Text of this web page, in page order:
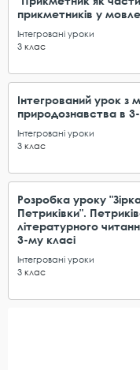
прикметників у
Інтегровані уроки
3 клас
Інтегрований урок з
природознавства в
Інтегровані уроки
3 клас
Розробка уроку
Петриківки".
літературного
3-му класі
Інтегровані уроки
3 клас